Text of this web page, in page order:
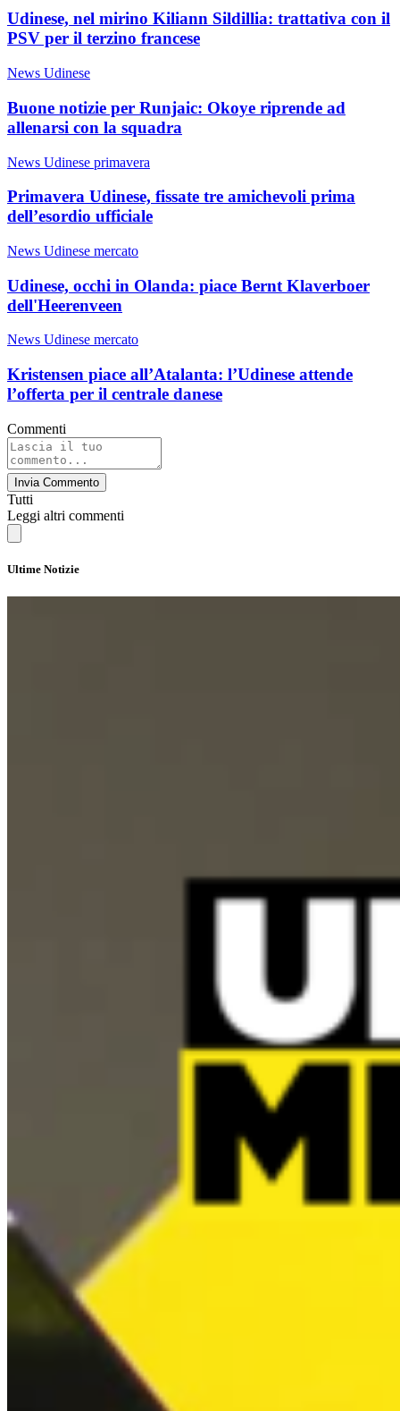
Udinese, nel mirino Kiliann Sildillia: trattativa con il
PSV per il terzino francese
News Udinese
Buone notizie per Runjaic: Okoye riprende ad
allenarsi con la squadra
News Udinese primavera
Primavera Udinese, fissate tre amichevoli prima
dell’esordio ufficiale
News Udinese mercato
Udinese, occhi in Olanda: piace Bernt Klaverboer
dell'Heerenveen
News Udinese mercato
Kristensen piace all’Atalanta: l’Udinese attende
l’offerta per il centrale danese
Commenti
Invia Commento
Tutti
Leggi altri commenti
Ultime Notizie